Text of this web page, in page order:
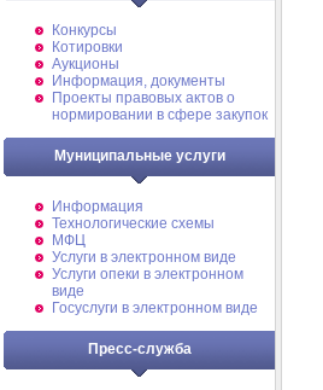
Конкурсы
Котировки
Аукционы
Информация, документы
Проекты правовых актов о
нормировании в сфере закупок
Муниципальные услуги
Информация
Технологические схемы
МФЦ
Услуги в электронном виде
Услуги опеки в электронном
виде
Госуслуги в электронном виде
Пресс-служба